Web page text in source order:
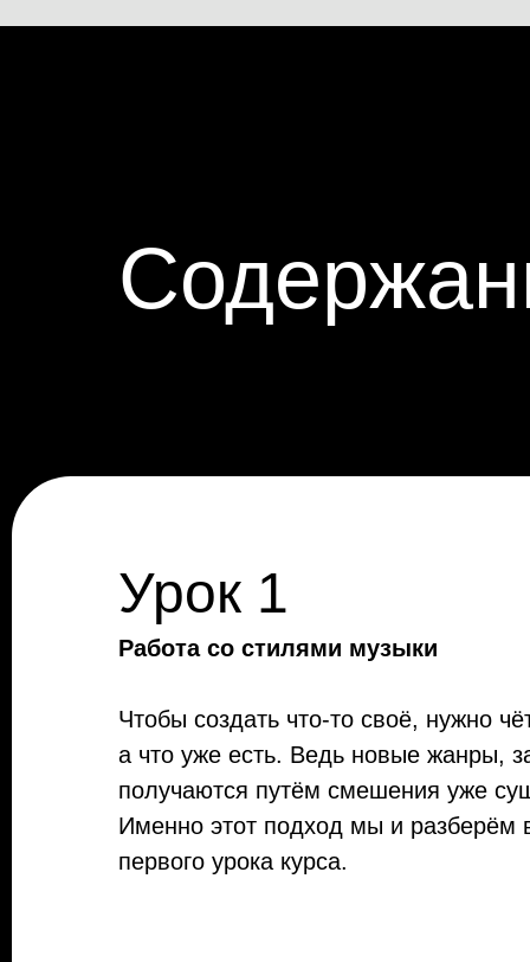
Урок 1
Работа со стилями музыки
Чтобы создать что-то своё, нужно
а что уже есть. Ведь новые жанры,
получаются путём смешения уже
Именно этот подход мы и разберём
первого урока курса.